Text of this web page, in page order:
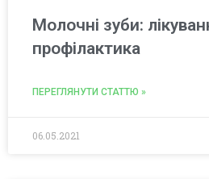
Молочні зуби:
профілактика
ПЕРЕГЛЯНУТИ СТАТТЮ »
06.05.2021